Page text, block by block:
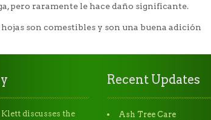
pero raramente le hace daño significante.
son comestibles y son una buena adición
Klett discusses the
Recent Updates
Ash Tree Care